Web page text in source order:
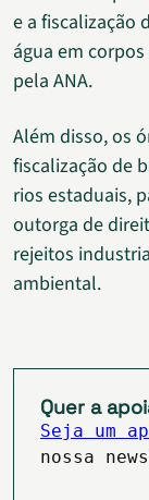
e a fiscalização
água em
pela ANA.
Além disso, os
fiscalização de
rios estaduais,
outorga de
rejeitos
ambiental.
Quer a
Seja um
nossa